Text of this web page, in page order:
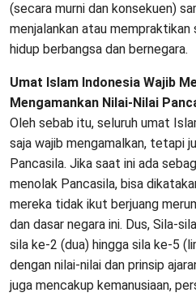
(secara murni dan konsekuen)
menjalankan atau
hidup berbangsa dan bernegara.
Umat Islam Indonesia Wajib
Mengamankan Nilai-Nilai
Oleh sebab itu, seluruh umat
saja wajib mengamalkan, tetapi
Pancasila. Jika saat ini ada
menolak Pancasila, bisa
mereka tidak ikut berjuang
dan dasar negara ini. Dus, Sila-
sila ke-2 (dua) hingga sila ke-5
dengan nilai-nilai dan prinsip
juga mencakup kemanusiaan,